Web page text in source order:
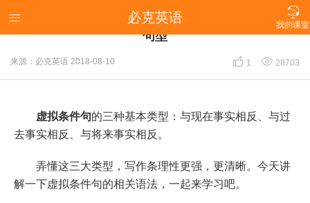

我的课室
 必克英语
【英语写作】弄懂虚拟条件句的三大类，掌握必备
句型
来源：必克英语 2018-08-10  1  28703
虚拟条件句的三种基本类型：与现在事实相反、与过
去事实相反、与将来事实相反。
弄懂这三大类型，写作条理性更强，更清晰。今天讲
解一下虚拟条件句的相关语法，一起来学习吧。